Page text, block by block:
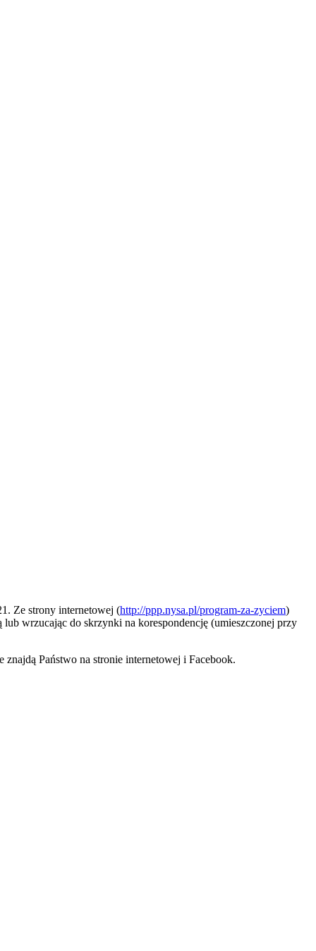
Ze strony internetowej (http://ppp.nysa.pl/program-za-zyciem)
wrzucając do skrzynki na korespondencję (umieszczonej przy
Państwo na stronie internetowej i Facebook.